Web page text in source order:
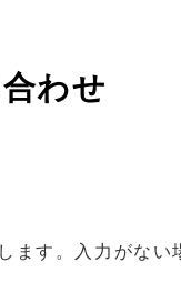
わせ
ます。入力がない